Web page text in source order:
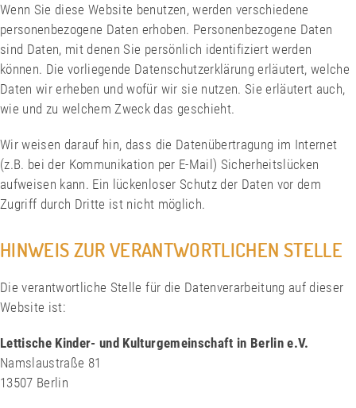
Wenn Sie diese Website benutzen, werden verschiedene
personenbezogene Daten erhoben. Personenbezogene Daten
sind Daten, mit denen Sie persönlich identifiziert werden
können. Die vorliegende Datenschutzerklärung erläutert, welche
Daten wir erheben und wofür wir sie nutzen. Sie erläutert auch,
wie und zu welchem Zweck das geschieht.
Wir weisen darauf hin, dass die Datenübertragung im Internet
(z.B. bei der Kommunikation per E-Mail) Sicherheitslücken
aufweisen kann. Ein lückenloser Schutz der Daten vor dem
Zugriff durch Dritte ist nicht möglich.
HINWEIS ZUR VERANTWORTLICHEN STELLE
Die verantwortliche Stelle für die Datenverarbeitung auf dieser
Website ist:
Lettische Kinder- und Kulturgemeinschaft in Berlin e.V.
Namslaustraße 81
13507 Berlin